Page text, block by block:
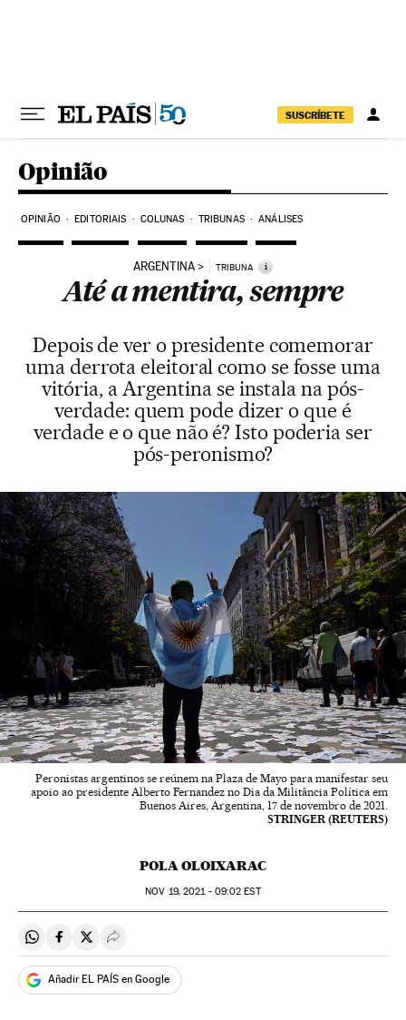
SUSCRÍBETE
Opinião
OPINIÃO EDITORIAIS COLUNAS TRIBUNAS ANÁLISES
ARGENTINA TRIBUNA i
Até a mentira, sempre
Depois de ver o presidente comemorar
uma derrota eleitoral como se fosse uma
vitória, a Argentina se instala na pós-
verdade: quem pode dizer o que é
verdade e o que não é? Isto poderia ser
pós-peronismo?
Peronistas argentinos se reúnem na Plaza de Mayo para manifestar seu
apoio ao presidente Alberto Fernandez no Dia da Militância Política em
Buenos Aires, Argentina, 17 de novembro de 2021.
STRINGER (REUTERS)
POLA OLOIXARAC
NOV 19, 2021 - 09:02 EST
Compartir en Whatsapp
Compartir en Facebook
Compartir en Twitter
Desplegar Redes Sociales
Añadir EL PAÍS en Google